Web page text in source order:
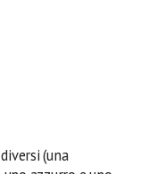
(una